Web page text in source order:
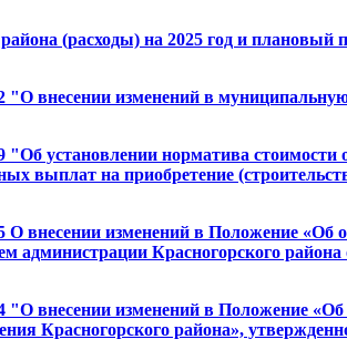
(расходы) на 2025 год и плановый
"О внесении изменений в
"Об установлении норматива
выплат на приобретение
внесении изменений в Положение «Об
администрации Красногорского района
"О внесении изменений в Положение
Красногорского района»,